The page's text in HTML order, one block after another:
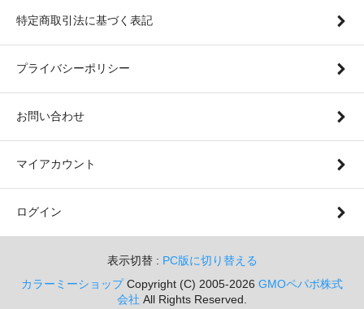
特定商取引法に基づく表記
プライバシーポリシー
お問い合わせ
マイアカウント
ログイン
表示切替 : PC版に切り替える
カラーミーショップCopyright (C) 2005-2026 GMOペパボ株式
会社 All Rights Reserved.